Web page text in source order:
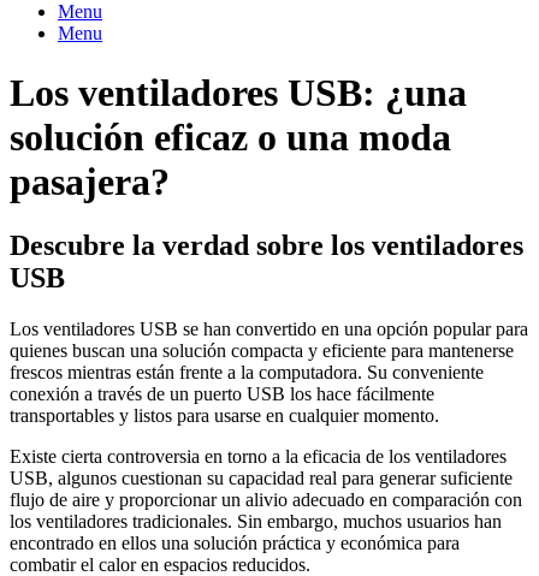
Menu
Menu
Los ventiladores USB: ¿una
solución eficaz o una moda
pasajera?
Descubre la verdad sobre los ventiladores
USB
Los ventiladores USB se han convertido en una opción popular para
quienes buscan una solución compacta y eficiente para mantenerse
frescos mientras están frente a la computadora. Su conveniente
conexión a través de un puerto USB los hace fácilmente
transportables y listos para usarse en cualquier momento.
Existe cierta controversia en torno a la eficacia de los ventiladores
USB, algunos cuestionan su capacidad real para generar suficiente
flujo de aire y proporcionar un alivio adecuado en comparación con
los ventiladores tradicionales. Sin embargo, muchos usuarios han
encontrado en ellos una solución práctica y económica para
combatir el calor en espacios reducidos.